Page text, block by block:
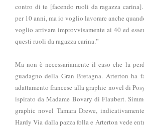
contro di te [facendo ruoli da ragazza carina].
per 10 anni, ma io voglio lavorare anche
voglio arrivare improvvisamente ai 40 ed
questi ruoli da ragazza carina.”
Ma non è necessariamente il caso che la
guadagno della Gran Bretagna. Arterton ha
adattamento francese alla graphic novel di
ispirato da Madame Bovary di Flaubert.
graphic novel Tamara Drewe,
Hardy Via dalla pazza folla e Arterton vede